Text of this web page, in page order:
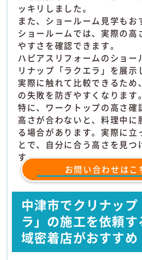
ッキリしました。
また、ショールーム見学もお
ショールームでは、実際の高
やすさを確認できます。
ハピアスリフォームのショー
リナップ「ラクエラ」を展示
実際に触れて比較できるため
の失敗を防ぎやすくなります。
特に、ワークトップの高さ確
高さが合わないと、料理中に
る場合があります。実際に立
とで、自分に合う高さを見つ
す。
お問い合わせは
中津市でクリナッ
ラ」の施工を依頼
域密着店がおすすめ